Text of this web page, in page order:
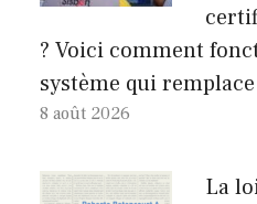
? Voici comment
système qui
8 août 2026
La